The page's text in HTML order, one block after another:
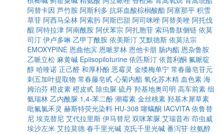
阿替卡因 芦竹胺 阿斯利多 抗坏血酸棕榈酸酯 阿塞那平 积雪
草苷 阿西马朵林 阿索肟 阿斯巴甜 阿司咪唑 阿替美唑 阿托伐
醌 阿特拉津 阿南酰胺 阿伏苯宗 阿扎胞苷 索玛鲁肽侧链 依莫
司汀 伊卢多啉 乙甲丁酰胺 依美斯汀 艾默德斯 依莫法宗
EMOXYPINE 恩曲他滨 恩哌罗林 恩他卡朋 肠内酯 恩杂鲁胺
乙哌立松 麻黄碱 Epiisopiloturine 依匹斯汀 依普利酮 氟哌啶
醇 哈喹诺 正己醛 和厚朴酚 恶霉灵 金缕梅单宁 常春藤皂苷元
刺五加叶提取物 常春藤皂甙 心菊内酯 氧化苏木精 血色素 海
姆泊芬 橙皮素 橙皮甙 除虫脲 硫丹 羟基地奥司明 高车前素 组
氨瑞林 乙内酰脲 1,4-苯二酚 潮霉素 金丝桃素 羟基木犀草素
吡氟氯禾灵 赫斯特荧光染料 HU-308 噻螨酮 IACVITA 依鲁替
尼 埃克替尼 艾代拉里斯 伊马替尼 双咪苯脲 艾瑞昔布 茚虫威
埃沙左米 艾拉莫德 春千里光碱 克氏千里光碱 番泻苷 丝氨醇